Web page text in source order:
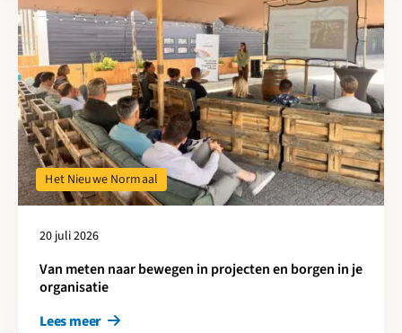
20 juli 2026
Van meten naar bewegen in projecten en borgen in je
organisatie
Het Nieuwe Normaal
Lees meer